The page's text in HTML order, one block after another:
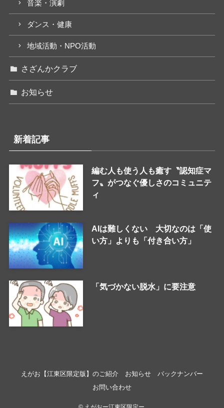
音楽・演劇
ダンス・健康
地域活動・NPO活動
さざんかクラブ
お知らせ
新着記事
編む人も使う人も癒す〝認知症マ
フ〟がつなぐ優しさのコミュニテ
ィ
AIは難しくない 大切なのは「使
い方」よりも「付き合い方」
「気づかない脱水」に要注意
えがお【江東区限定版】のご紹介 お知らせ
バックナンバー
お問い合わせ